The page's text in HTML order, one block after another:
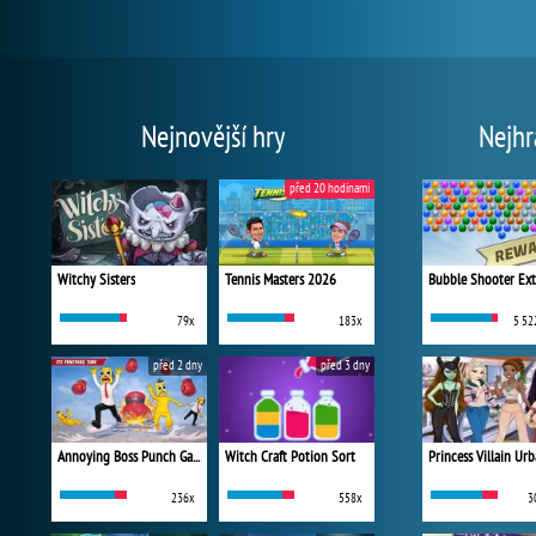
Nejnovější hry
Witchy Sisters
79x
Tennis Masters 2026
183x
před 20 hodinami
Annoying Boss Punch Game
236x
před 2 dny
Witch Craft Potion Sort
558x
před 3 dny
Bubble Shooter
5